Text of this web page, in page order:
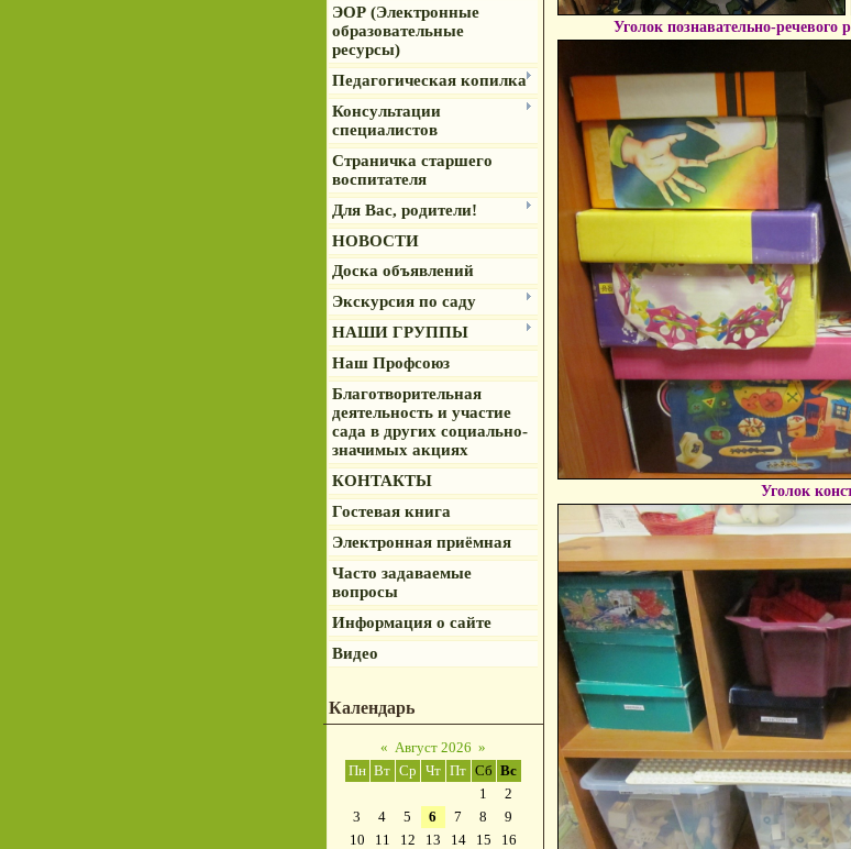
ЭОР (Электронные
образовательные
ресурсы)
Педагогическая копилка
Консультации
специалистов
Страничка старшего
воспитателя
Для Вас, родители!
НОВОСТИ
Доска объявлений
Экскурсия по саду
НАШИ ГРУППЫ
Наш Профсоюз
Благотворительная
деятельность и участие
сада в других социально-
значимых акциях
КОНТАКТЫ
Гостевая книга
Электронная приёмная
Часто задаваемые
вопросы
Информация о сайте
Видео
Календарь
« Август 2026 »
Пн Вт Ср Чт Пт Сб Вс
1
2
3
4 5 6 7 8
9
10
11 12 13 14 15
16
Уголок познавательно-речевого
Уголок